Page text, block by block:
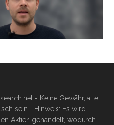
- Keine Gewähr, alle
sein - Hinweis: Es wird
Aktien gehandelt, wodurch